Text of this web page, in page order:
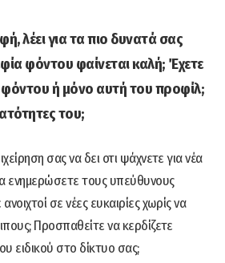
λέει για τα πιο δυνατά σας
φόντου φαίνεται καλή; Έχετε
ή μόνο αυτή του προφίλ;
του;
σας να δει οτι ψάχνετε για νέα
ενημερώσετε τους υπεύθυνους
σε νέες ευκαιρίες χωρίς να
Προσπαθείτε να κερδίζετε
ειδικού στο δίκτυο σας;